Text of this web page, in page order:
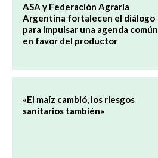
ASA y Federación Agraria
Argentina fortalecen el diálogo
para impulsar una agenda común
en favor del productor
«El maíz cambió, los riesgos
sanitarios también»